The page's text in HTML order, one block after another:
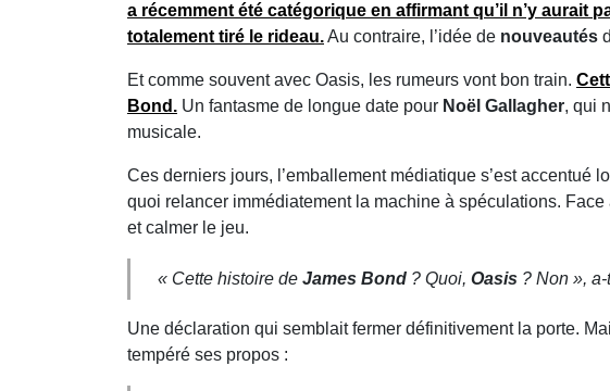
a récemment été catégorique en affirmant qu’il n’y aurait
totalement tiré le rideau.Au contraire, l’idée de nouveautés
Et comme souvent avec Oasis, les rumeurs vont bon train.
Bond . Un fantasme de longue date pour Noël Gallagher, qui
musicale.
Ces derniers jours, l’emballement médiatique s’est accentué
quoi relancer immédiatement la machine à spéculations. Face
et calmer le jeu.
« Cette histoire de James Bond ? Quoi, Oasis ? Non »,
Une déclaration qui semblait fermer définitivement la porte.
tempéré ses propos :